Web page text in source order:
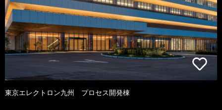
東京エレクトロン九州 プロセス開発棟